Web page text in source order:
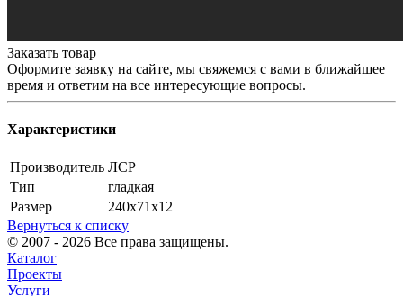
Заказать товар
Оформите заявку на сайте, мы свяжемся с вами в ближайшее
время и ответим на все интересующие вопросы.
Характеристики
Производитель ЛСР
Тип
гладкая
Размер
240х71х12
Вернуться к списку
© 2007 - 2026 Все права защищены.
Каталог
Проекты
Услуги